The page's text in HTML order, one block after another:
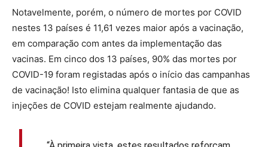
Notavelmente, porém, o número de mortes por COVID
nestes 13 países é 11,61 vezes maior após a vacinação,
em comparação com antes da implementação das
vacinas. Em cinco dos 13 países, 90% das mortes por
COVID-19 foram registadas após o início das campanhas
de vacinação! Isto elimina qualquer fantasia de que as
injeções de COVID estejam realmente ajudando.